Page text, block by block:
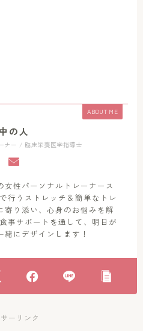
ABOUT ME
の人
ナー / 臨床栄養医学指導士
性パーソナルトレーナース
行うストレッチ＆簡単なトレ
寄り添い、心身のお悩みを解
事サポートを通して、明日が
にデザインします！
ーリンク